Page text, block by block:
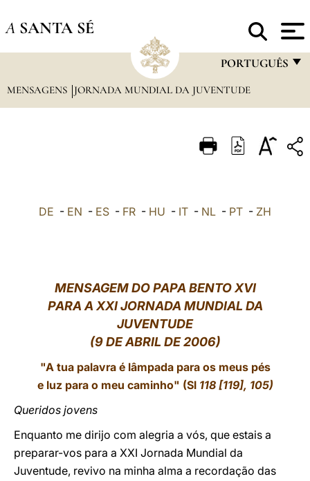
A SANTA SÉ
PORTUGUÊS
FRANÇAIS
ITALIANO
中文
MENSAGENS JORNADA MUNDIAL DA JUVENTUDE
DE - EN - ES - FR - HU - IT - NL - PT - ZH
MENSAGEM DO PAPA BENTO XVI
PARA A XXI JORNADA MUNDIAL DA
JUVENTUDE
(9 DE ABRIL DE 2006)
"A tua palavra é lâmpada para os meus pés
e luz para o meu caminho" (Sl 118 [119], 105)
Queridos jovens
Enquanto me dirijo com alegria a vós, que estais a
preparar-vos para a XXI Jornada Mundial da
Juventude, revivo na minha alma a recordação das